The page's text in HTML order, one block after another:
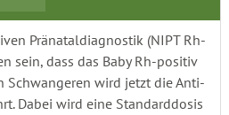
Pränataldiagnostik (NIPT Rh-
sein, dass das Baby Rh-positiv
Schwangeren wird jetzt die Anti-
Dabei wird eine Standarddosis